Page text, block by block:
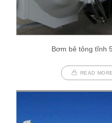
Bơm bê tông tĩnh
READ MORE